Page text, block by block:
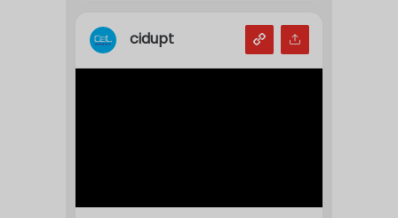
cidupt